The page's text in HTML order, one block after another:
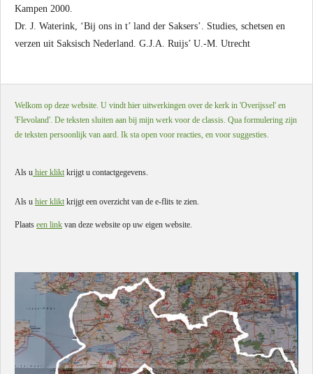
Kampen 2000.
Dr. J. Waterink, ‘Bij ons in t’ land der Saksers’. Studies, schetsen en
verzen uit Saksisch Nederland. G.J.A. Ruijs’ U.-M. Utrecht
Welkom op deze website. U vindt hier uitwerkingen over de kerk in 'Overijssel' en
'Flevoland'. De teksten sluiten aan bij mijn werk voor de classis. Qua formulering zijn
de teksten persoonlijk van aard. Ik sta open voor reacties, en voor suggesties.
Als u hier klikt krijgt u contactgegevens.
Als u hier klikt krijgt een overzicht van de e-flits te zien.
Plaats een link van deze website op uw eigen website.